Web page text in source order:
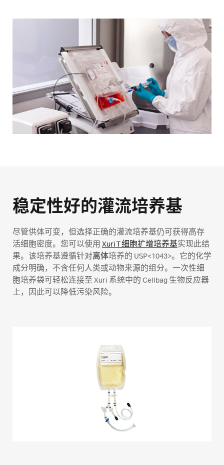
稳定性好的灌流培养基
尽管供体可变，但选择正确的灌流培养基仍可获得高存
活细胞密度。您可以使用 Xuri T 细胞扩增培养基实现此结
果。该培养基遵循针对离体培养的 USP<1043>。它的化学
成分明确，不含任何人类或动物来源的组分。一次性细
胞培养袋可轻松连接至 Xuri 系统中的 Cellbag 生物反应器
上，因此可以降低污染风险。